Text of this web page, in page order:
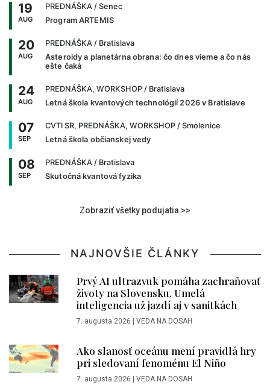
19
AUG
PREDNÁŠKA / Senec
Program ARTEMIS
20
AUG
PREDNÁŠKA / Bratislava
Asteroidy a planetárna obrana: čo dnes vieme a čo nás
ešte čaká
24
AUG
PREDNÁŠKA, WORKSHOP / Bratislava
Letná škola kvantových technológií 2026 v Bratislave
07
SEP
CVTI SR, PREDNÁŠKA, WORKSHOP / Smolenice
Letná škola občianskej vedy
08
SEP
PREDNÁŠKA / Bratislava
Skutočná kvantová fyzika
Zobraziť všetky podujatia >>
NAJNOVŠIE ČLÁNKY
Prvý AI ultrazvuk pomáha zachraňovať
životy na Slovensku. Umelá
inteligencia už jazdí aj v sanitkách
7. augusta 2026 VEDA NA DOSAH
Ako slanosť oceánu mení pravidlá hry
pri sledovaní fenoménu El Niño
7. augusta 2026 VEDA NA DOSAH